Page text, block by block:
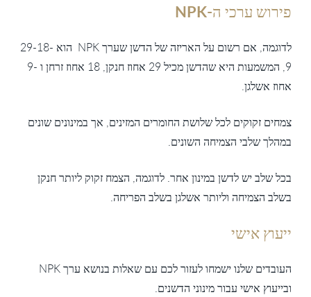
פירוש ערכי ה-NPK
לדוגמה, אם רשום על האריזה של הדשן שערך NPK הוא 29-18-
9, המשמעות היא שהדשן מכיל 29 אחוז חנקן, 18 אחוז זרחן ו -9
אחוז אשלגן.
צמחים זקוקים לכל שלושת החומרים המזינים, אך במינונים שונים
במהלך שלבי הצמיחה השונים.
בכל שלב יש לדשן במינון אחר. לדוגמה, הצמח זקוק ליותר חנקן
בשלב הצמיחה וליותר אשלגן בשלב הפריחה.
ייעוץ אישי
העובדים שלנו ישמחו לעזור לכם עם שאלות בנושא ערך NPK
ובייעוץ אישי עבור מינוני הדשנים.